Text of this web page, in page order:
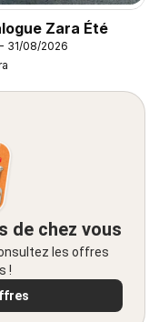
Zara Été
31/08/2026
de chez vous
les offres
!